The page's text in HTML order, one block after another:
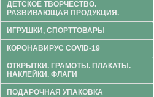
ДЕТСКОЕ ТВОРЧЕСТВО.
РАЗВИВАЮЩАЯ ПРОДУКЦИЯ.
ИГРУШКИ, СПОРТТОВАРЫ
КОРОНАВИРУС COVID-19
ОТКРЫТКИ. ГРАМОТЫ. ПЛАКАТЫ.
НАКЛЕЙКИ. ФЛАГИ
ПОДАРОЧНАЯ УПАКОВКА